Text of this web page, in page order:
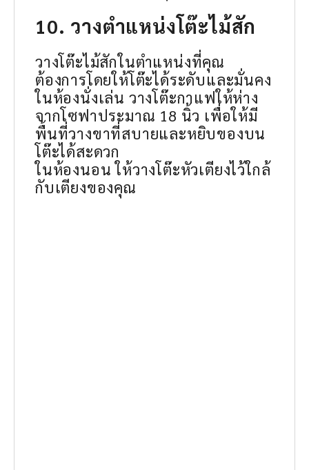
10. วางตำแหน่งโต๊ะไม้สัก
วางโต๊ะไม้สักในตำแหน่งที่คุณ
ต้องการโดยให้โต๊ะได้ระดับและมั่นคง
ในห้องนั่งเล่น วางโต๊ะกาแฟให้ห่าง
จากโซฟาประมาณ 18 นิ้ว เพื่อให้มี
พื้นที่วางขาที่สบายและหยิบของบน
โต๊ะได้สะดวก
ในห้องนอน ให้วางโต๊ะหัวเตียงไว้ใกล้
กับเตียงของคุณ